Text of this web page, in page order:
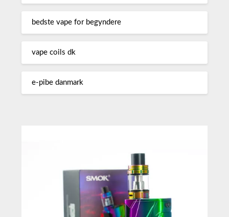
bedste vape for begyndere
vape coils dk
e-pibe danmark